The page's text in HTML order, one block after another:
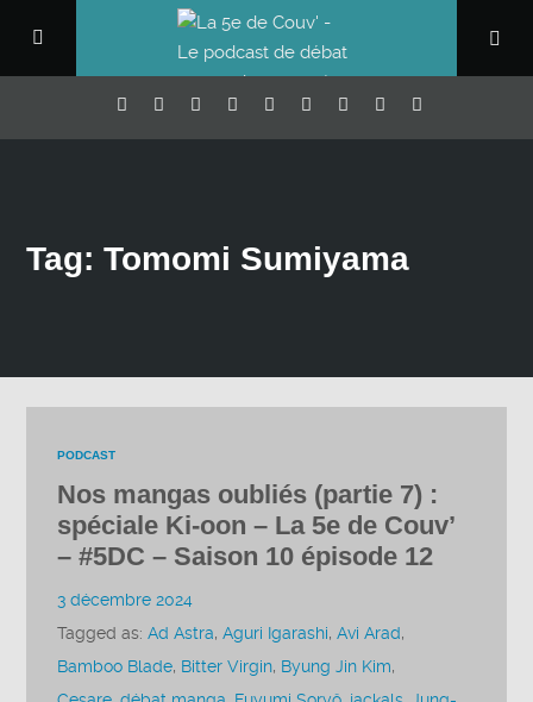
Tag: Tomomi Sumiyama
PODCAST
Nos mangas oubliés (partie 7) :
spéciale Ki-oon – La 5e de Couv’
– #5DC – Saison 10 épisode 12
3 décembre 2024
Tagged as:Ad Astra,Aguri Igarashi,Avi Arad,
Bamboo Blade, Bitter Virgin, Byung Jin Kim,